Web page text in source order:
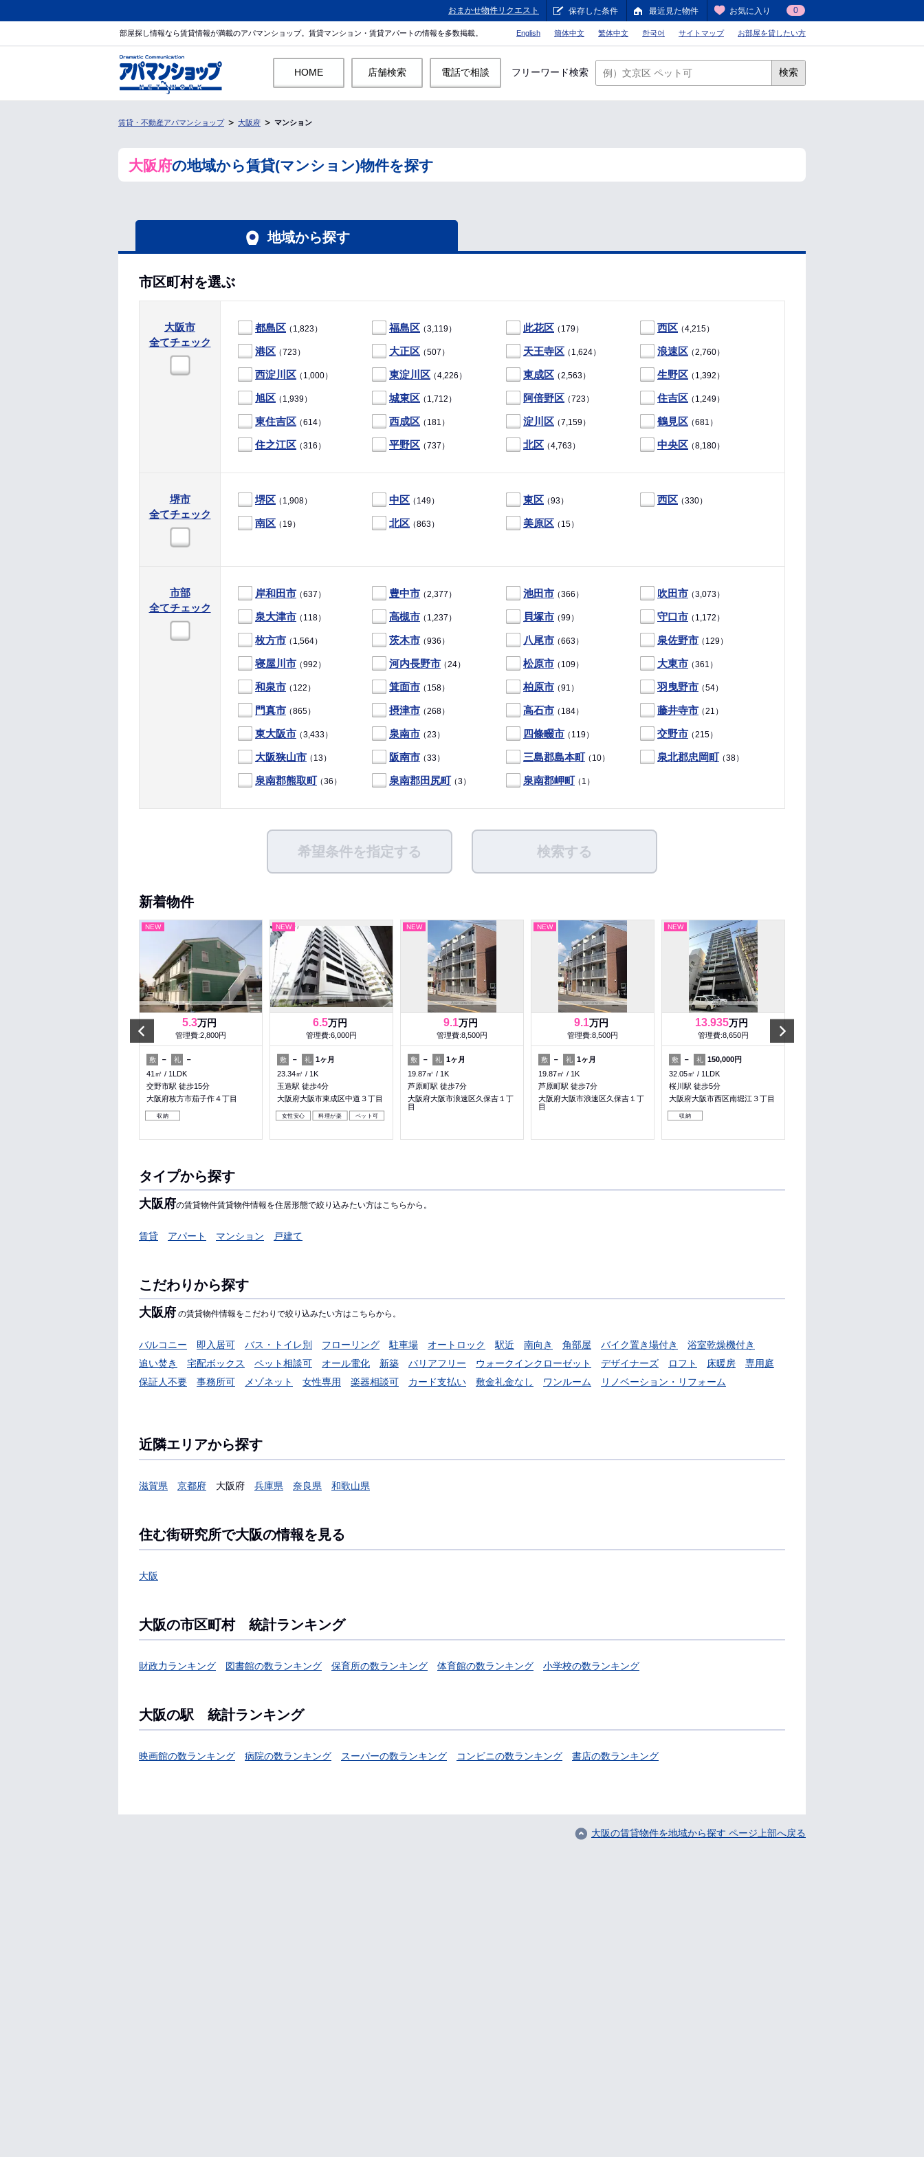
おまかせ物件リクエスト 保存した条件 最近見た物件 お気に入り 0
部屋探し情報なら賃貸情報が満載のアパマンショップ。賃貸マンション・賃貸アパートの情報を多数掲載。 English 簡体中文 繁体中文 한국어 サイトマップ お部屋を貸したい方
HOME 店舗検索 電話で相談 フリーワード検索 検索
賃貸・不動産アパマンショップ 大阪府 マンション
大阪府の地域から賃貸(マンション)物件を探す
地域から探す
市区町村を選ぶ
大阪市
全てチェック
都島区（1,823） 福島区（3,119） 此花区（179） 西区（4,215）
港区（723） 大正区（507） 天王寺区（1,624） 浪速区（2,760）
西淀川区（1,000） 東淀川区（4,226） 東成区（2,563） 生野区（1,392）
旭区（1,939） 城東区（1,712） 阿倍野区（723） 住吉区（1,249）
東住吉区（614） 西成区（181） 淀川区（7,159） 鶴見区（681）
住之江区（316） 平野区（737） 北区（4,763） 中央区（8,180）
堺市
全てチェック
堺区（1,908） 中区（149） 東区（93） 西区（330）
南区（19） 北区（863） 美原区（15）
市部
全てチェック
岸和田市（637） 豊中市（2,377） 池田市（366） 吹田市（3,073）
泉大津市（118） 高槻市（1,237） 貝塚市（99） 守口市（1,172）
枚方市（1,564） 茨木市（936） 八尾市（663） 泉佐野市（129）
寝屋川市（992） 河内長野市（24） 松原市（109） 大東市（361）
和泉市（122） 箕面市（158） 柏原市（91） 羽曳野市（54）
門真市（865） 摂津市（268） 高石市（184） 藤井寺市（21）
東大阪市（3,433） 泉南市（23） 四條畷市（119） 交野市（215）
大阪狭山市（13） 阪南市（33） 三島郡島本町（10） 泉北郡忠岡町（38）
泉南郡熊取町（36） 泉南郡田尻町（3） 泉南郡岬町（1）
希望条件を指定する 検索する
新着物件
NEW
5.3万円
管理費:2,800円
敷 － 礼
－
41㎡
1LDK
交野市駅 徒歩15分
大阪府枚方市茄子作４丁目
収納
NEW
6.5万円
管理費:6,000円
敷 － 礼 1ヶ月
23.34㎡
1K
玉造駅 徒歩4分
大阪府大阪市東成区中道３丁目
女性安心 料理が楽 ペット可
NEW
9.1万円
管理費:8,500円
敷 － 礼 1ヶ月
19.87㎡
1K
芦原町駅 徒歩7分
大阪府大阪市浪速区久保吉１丁
目
NEW
9.1万円
管理費:8,500円
敷 － 礼 1ヶ月
19.87㎡
1K
芦原町駅 徒歩7分
大阪府大阪市浪速区久保吉１丁
目
NEW
13.935万円
管理費:8,650円
敷 － 礼 150,000円
32.05㎡
1LDK
桜川駅 徒歩5分
大阪府大阪市西区南堀江３丁目
収納
タイプから探す
大阪府の賃貸物件賃貸物件情報を住居形態で絞り込みたい方はこちらから。
賃貸 アパート マンション 戸建て
こだわりから探す
大阪府 の賃貸物件情報をこだわりで絞り込みたい方はこちらから。
バルコニー 即入居可 バス・トイレ別 フローリング 駐車場 オートロック 駅近 南向き 角部屋 バイク置き場付き
浴室乾燥機付き
追い焚き
宅配ボックス ペット相談可 オール電化 新築 バリアフリー ウォークインクローゼット デザイナーズ ロフト 床暖房
専用庭
保証人不要
事務所可 メゾネット 女性専用 楽器相談可 カード支払い 敷金礼金なし ワンルーム リノベーション・リフォーム
近隣エリアから探す
滋賀県 京都府 大阪府 兵庫県 奈良県 和歌山県
住む街研究所で大阪の情報を見る
大阪
大阪の市区町村 統計ランキング
財政力ランキング 図書館の数ランキング 保育所の数ランキング 体育館の数ランキング 小学校の数ランキング
大阪の駅 統計ランキング
映画館の数ランキング 病院の数ランキング スーパーの数ランキング コンビニの数ランキング 書店の数ランキング
大阪の賃貸物件を地域から探す ページ上部へ戻る